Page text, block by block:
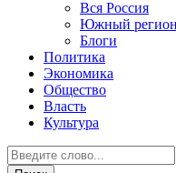
Вся Россия
Южный регион
Блоги
Политика
Экономика
Общество
Власть
Культура